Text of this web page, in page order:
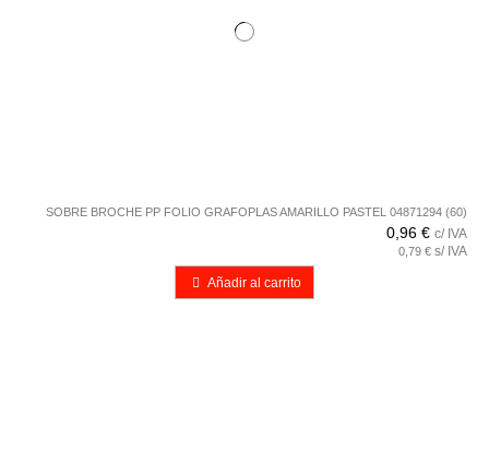
SOBRE BROCHE PP FOLIO GRAFOPLAS AMARILLO PASTEL 04871294 (60)
0,96 € c/ IVA
0,79 € s/ IVA
Añadir al carrito